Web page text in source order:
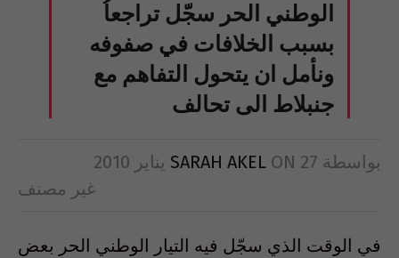
الوطني الحر سجّل تراجعاُ
بسبب الخلافات في صفوفه
ونأمل ان يتحول التفاهم مع
جنبلاط الى تحالف
بواسطة SARAH AKEL ON 27 يناير 2010
غير مصنف
في الوقت الذي سجّل فيه التيار الوطني الحر بعض